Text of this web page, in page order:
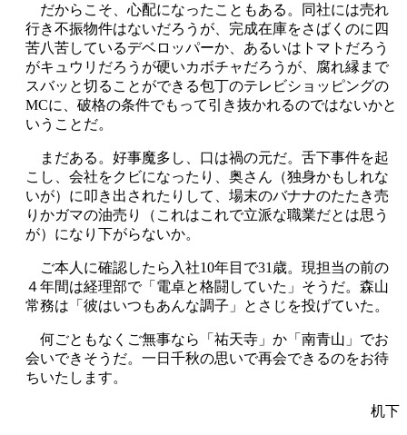
だからこそ、心配になったこともある。同社には売れ
行き不振物件はないだろうが、完成在庫をさばくのに四
苦八苦しているデベロッパーか、あるいはトマトだろう
がキュウリだろうが硬いカボチャだろうが、腐れ縁まで
スバッと切ることができる包丁のテレビショッピングの
MCに、破格の条件でもって引き抜かれるのではないかと
いうことだ。
まだある。好事魔多し、口は禍の元だ。舌下事件を起
こし、会社をクビになったり、奥さん（独身かもしれな
いが）に叩き出されたりして、場末のバナナのたたき売
りかガマの油売り（これはこれで立派な職業だとは思う
が）になり下がらないか。
ご本人に確認したら入社10年目で31歳。現担当の前の
４年間は経理部で「電卓と格闘していた」そうだ。森山
常務は「彼はいつもあんな調子」とさじを投げていた。
何ごともなくご無事なら「祐天寺」か「南青山」でお
会いできそうだ。一日千秋の思いで再会できるのをお待
ちいたします。
机下